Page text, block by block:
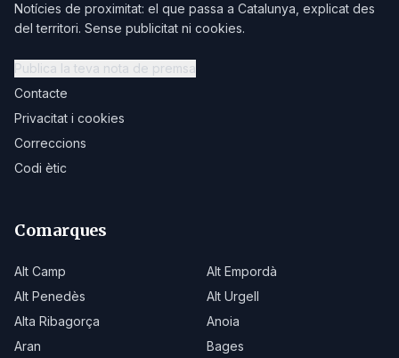
Notícies de proximitat: el que passa a Catalunya, explicat des
del territori. Sense publicitat ni cookies.
Publica la teva nota de premsa
Contacte
Privacitat i cookies
Correccions
Codi ètic
Comarques
Alt Camp
Alt Empordà
Alt Penedès
Alt Urgell
Alta Ribagorça
Anoia
Aran
Bages